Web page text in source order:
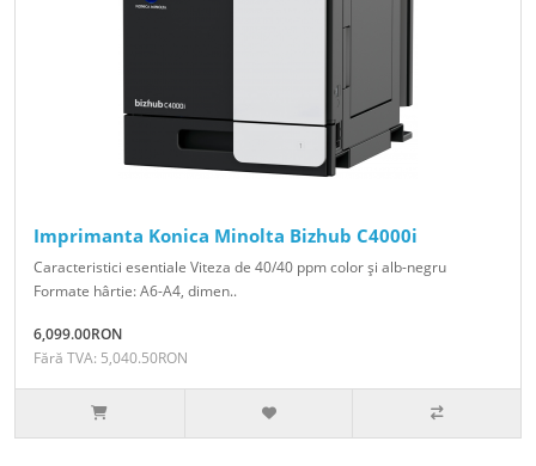
Imprimanta Konica Minolta Bizhub C4000i
Caracteristici esentiale Viteza de 40/40 ppm color şi alb-negru
Formate hârtie: A6-A4, dimen..
6,099.00RON
Fără TVA: 5,040.50RON